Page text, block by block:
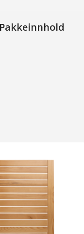
Pakkeinnhold